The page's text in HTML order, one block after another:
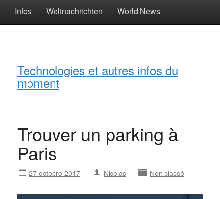
Infos Weltnachrichten World News
Technologies et autres infos du
moment
Trouver un parking à
Paris
27 octobre 2017 Nicolas Non classé